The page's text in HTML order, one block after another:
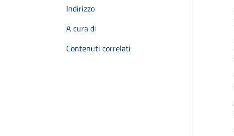
Indirizzo
A cura di
Contenuti correlati